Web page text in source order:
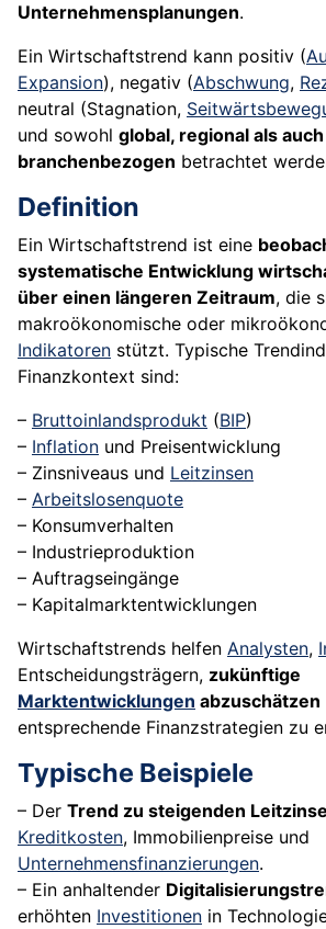
Unternehmensplanungen.
Ein Wirtschaftstrend kann positiv (
Expansion), negativ (Abschwung,
neutral (Stagnation,
und sowohl global, regional als auch
branchenbezogen betrachtet
Definition
Ein Wirtschaftstrend ist eine
systematische Entwicklung
über einen längeren Zeitraum, die
makroökonomische oder
Indikatoren stützt. Typische
Finanzkontext sind:
– Bruttoinlandsprodukt (BIP)
– Inflation und Preisentwicklung
– Zinsniveaus und Leitzinsen
– Arbeitslosenquote
– Konsumverhalten
– Industrieproduktion
– Auftragseingänge
– Kapitalmarktentwicklungen
Wirtschaftstrends helfen Analysten,
Entscheidungsträgern, zukünftige
Marktentwicklungen abzuschätzen
entsprechende Finanzstrategien zu
Typische Beispiele
– Der Trend zu steigenden
Kreditkosten, Immobilienpreise und
Unternehmensfinanzierungen.
– Ein anhaltender
erhöhten Investitionen in